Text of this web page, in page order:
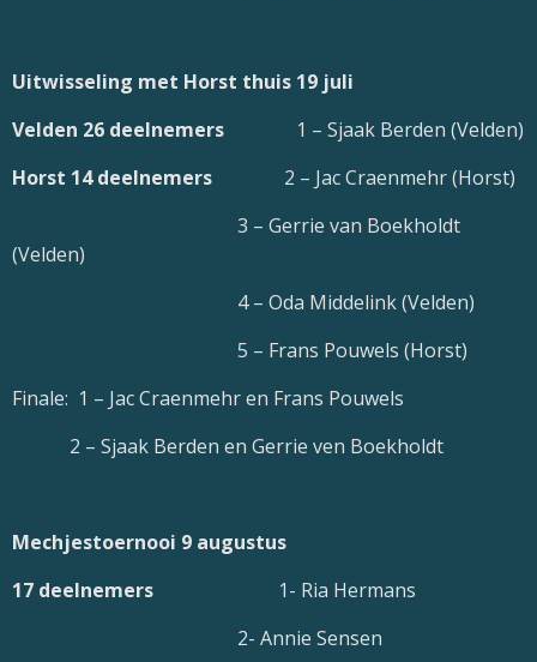
Uitwisseling met Horst thuis 19 juli
Velden 26 deelnemers 1 – Sjaak Berden (Velden)
Horst 14 deelnemers 2 – Jac Craenmehr (Horst)
3 – Gerrie van Boekholdt
(Velden)
4 – Oda Middelink (Velden)
5 – Frans Pouwels (Horst)
Finale: 1 – Jac Craenmehr en Frans Pouwels
2 – Sjaak Berden en Gerrie ven Boekholdt
Mechjestoernooi 9 augustus
17 deelnemers 1- Ria Hermans
2- Annie Sensen